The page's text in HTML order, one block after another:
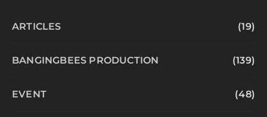
ARTICLES (19)
BANGINGBEES PRODUCTION (139)
EVENT (48)